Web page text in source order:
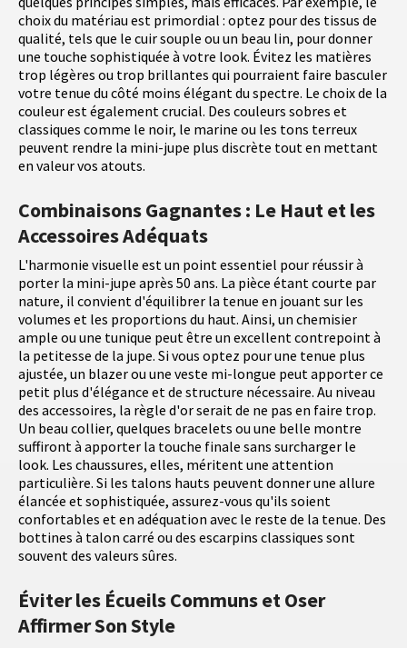
choix du matériau est primordial : optez pour des tissus de
qualité, tels que le cuir souple ou un beau lin, pour donner
une touche sophistiquée à votre look. Évitez les matières
trop légères ou trop brillantes qui pourraient faire basculer
votre tenue du côté moins élégant du spectre. Le choix de la
couleur est également crucial. Des couleurs sobres et
classiques comme le noir, le marine ou les tons terreux
peuvent rendre la mini-jupe plus discrète tout en mettant
en valeur vos atouts.
Combinaisons Gagnantes : Le Haut et les
Accessoires Adéquats
L'harmonie visuelle est un point essentiel pour réussir à
porter la mini-jupe après 50 ans. La pièce étant courte par
nature, il convient d'équilibrer la tenue en jouant sur les
volumes et les proportions du haut. Ainsi, un chemisier
ample ou une tunique peut être un excellent contrepoint à
la petitesse de la jupe. Si vous optez pour une tenue plus
ajustée, un blazer ou une veste mi-longue peut apporter ce
petit plus d'élégance et de structure nécessaire. Au niveau
des accessoires, la règle d'or serait de ne pas en faire trop.
Un beau collier, quelques bracelets ou une belle montre
suffiront à apporter la touche finale sans surcharger le
look. Les chaussures, elles, méritent une attention
particulière. Si les talons hauts peuvent donner une allure
élancée et sophistiquée, assurez-vous qu'ils soient
confortables et en adéquation avec le reste de la tenue. Des
bottines à talon carré ou des escarpins classiques sont
souvent des valeurs sûres.
Éviter les Écueils Communs et Oser
Affirmer Son Style